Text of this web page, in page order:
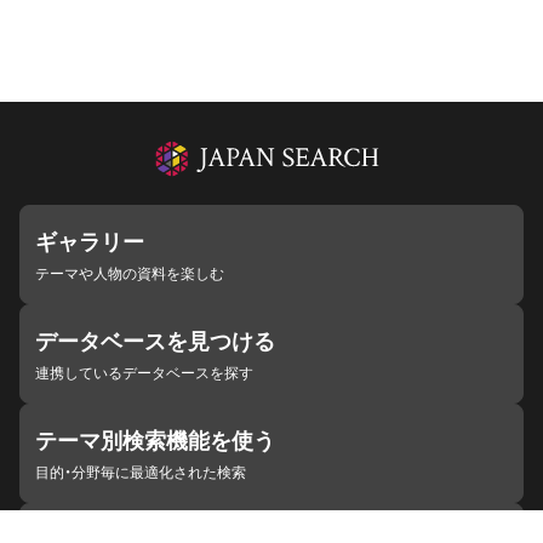
ギャラリー
テーマや人物の資料を楽しむ
データベースを見つける
連携しているデータベースを探す
テーマ別検索機能を使う
目的・分野毎に最適化された検索